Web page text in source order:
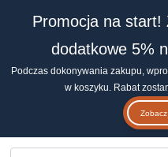
Promocja na start!
dodatkowe 5%
Podczas dokonywania zakupu,
w koszyku. Rabat